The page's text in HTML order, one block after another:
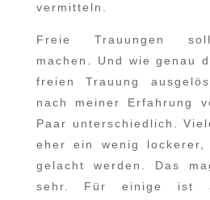
vermitteln.
Freie Trauungen
machen. Und wie genau
freien Trauung
nach meiner Erfahrung
Paar unterschiedlich.
eher ein wenig lockerer,
gelacht werden. Das
sehr. Für einige ist